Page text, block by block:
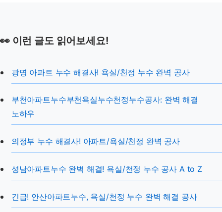
👀 이런 글도 읽어보세요!
광명 아파트 누수 해결사! 욕실/천정 누수 완벽 공사
부천아파트누수부천욕실누수천정누수공사: 완벽 해결
노하우
의정부 누수 해결사! 아파트/욕실/천정 완벽 공사
성남아파트누수 완벽 해결! 욕실/천정 누수 공사 A to Z
긴급! 안산아파트누수, 욕실/천정 누수 완벽 해결 공사